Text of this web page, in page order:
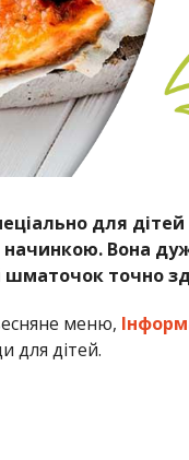
для
Вона
точно
меню,
для дітей.